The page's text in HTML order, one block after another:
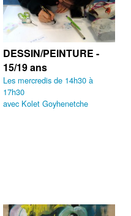
DESSIN/PEINTURE -
15/19 ans
Les mercredis de 14h30 à
17h30
avec Kolet Goyhenetche